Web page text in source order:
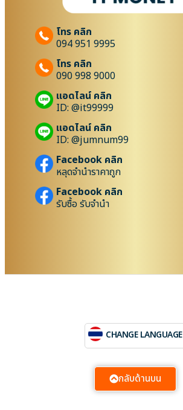
โทร คลิก
094 951 9995
โทร คลิก
090 998 9000
แอดไลน์ คลิก
ID: @it99999
แอดไลน์ คลิก
ID: @jumnum99
Facebook คลิก
หลุดจำนำราคาถูก
Facebook คลิก
รับซื้อ รับจำนำ
CHANGE LANGUAGE
กลับด้านบน